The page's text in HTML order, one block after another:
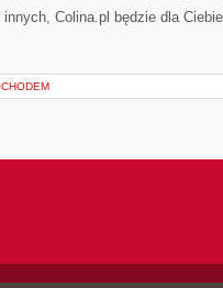
Colina.pl będzie dla